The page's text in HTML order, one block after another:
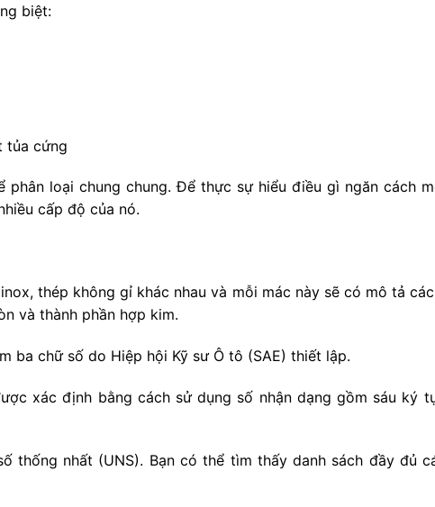
biệt:
tủa cứng
loại chung chung. Để thực sự hiểu điều gì ngăn cách
cấp độ của nó.
thép không gỉ khác nhau và mỗi mác này sẽ có mô tả
và thành phần hợp kim.
ba chữ số do Hiệp hội Kỹ sư Ô tô (SAE) thiết lập.
xác định bằng cách sử dụng số nhận dạng gồm sáu ký
thống nhất (UNS). Bạn có thể tìm thấy danh sách đầy đủ